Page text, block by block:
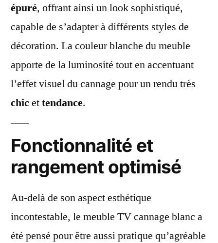
épuré, offrant ainsi un look sophistiqué,
capable de s’adapter à différents styles de
décoration. La couleur blanche du meuble
apporte de la luminosité tout en accentuant
l’effet visuel du cannage pour un rendu très
chicettendance.
Fonctionnalité et
rangement optimisé
Au-delà de son aspect esthétique
incontestable, le meuble TV cannage blanc a
été pensé pour être aussi pratique qu’agréable